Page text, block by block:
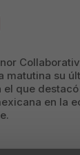
matutina su
que
en la